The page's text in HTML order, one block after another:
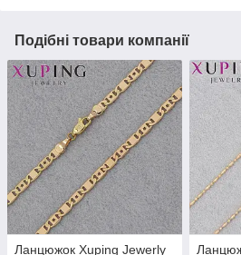
Подібні товари компанії
Ланцюжок Xuping Jewerly